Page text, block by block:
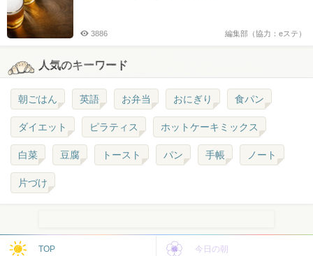
編集部（協力：eステ）
3886
人気のキーワード
朝ごはん 英語 お弁当 おにぎり 食パン
ダイエット ピラティス ホットケーキミックス
白菜 豆腐 トースト パン 手帳 ノート
片づけ
TOP 今日の朝